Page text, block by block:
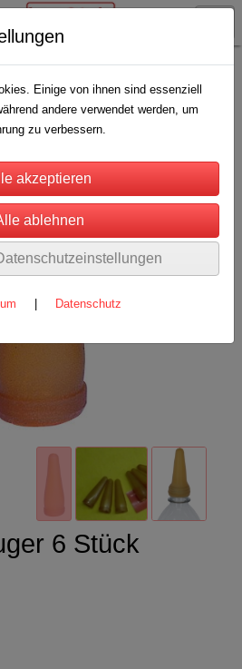
(35)
6 Stück
Einige von ihnen sind essenziell
andere verwendet werden, um
zu verbessern.
Datenschutz